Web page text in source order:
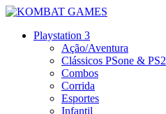
Playstation 3
Ação/Aventura
Clássicos PSone & PS2
Combos
Corrida
Esportes
Infantil